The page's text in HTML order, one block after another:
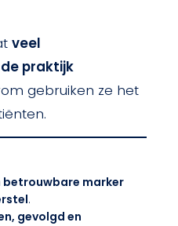
veel
praktijk
gebruiken ze het
betrouwbare marker
.
gevolgd en